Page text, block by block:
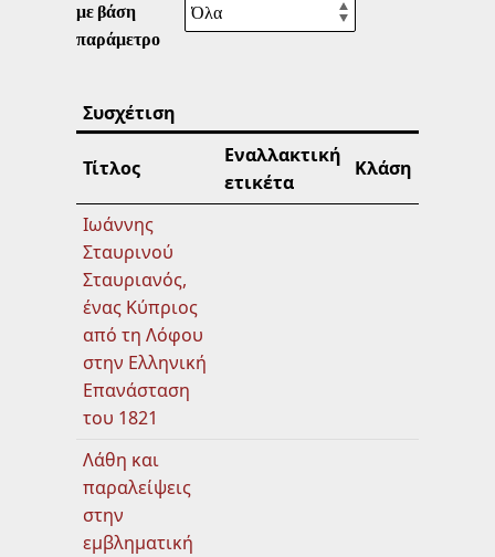
με βάση
παράμετρο
Συσχέτιση
Τίτλος
Εναλλακτική
ετικέτα
Κλάση
Ιωάννης
Σταυρινού
Σταυριανός,
ένας Κύπριος
από τη Λόφου
στην Ελληνική
Επανάσταση
του 1821
Λάθη και
παραλείψεις
στην
εμβληματική